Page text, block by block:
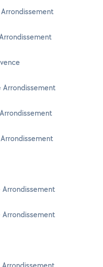
Arrondissement
Arrondissement
Arrondissement
Arrondissement